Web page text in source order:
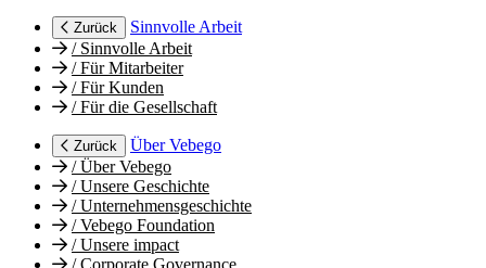
Zurück
Sinnvolle Arbeit
/Sinnvolle Arbeit
/Für Mitarbeiter
/Für Kunden
/Für die Gesellschaft
Zurück
Über Vebego
/Über Vebego
/Unsere Geschichte
/Unternehmensgeschichte
/Vebego Foundation
/Unsere impact